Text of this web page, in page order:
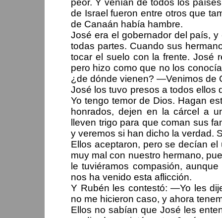
peor. Y venían de todos los
de Israel fueron entre otros que
de Canaán había hambre.
José era el gobernador del país,
todas partes. Cuando sus
tocar el suelo con la frente. José
pero hizo como que no los
¿de dónde vienen? —Venimos de
José los tuvo presos a todos
Yo tengo temor de Dios. Hagan
honrados, dejen en la cárcel a
lleven trigo para que coman sus
y veremos si han dicho la verdad.
Ellos aceptaron, pero se decían
muy mal con nuestro hermano,
le tuviéramos compasión,
nos ha venido esta aflicción.
Y Rubén les contestó: —Yo les
no me hicieron caso, y ahora
Ellos no sabían que José les